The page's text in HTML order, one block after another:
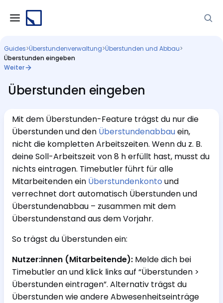
Guides>Überstundenverwaltung>Überstunden und Abbau>
Überstunden eingeben
Weiter
Überstunden eingeben
Mit dem Überstunden-Feature trägst du nur die
Überstunden und den Überstundenabbauein,
nicht die kompletten Arbeitszeiten. Wenn du z. B.
deine Soll-Arbeitszeit von 8 h erfüllt hast, musst du
nichts eintragen. Timebutler führt für alle
Mitarbeitenden ein Überstundenkonto und
verrechnet dort automatisch Überstunden und
Überstundenabbau – zusammen mit dem
Überstundenstand aus dem Vorjahr.
So trägst du Überstunden ein:
Nutzer:innen (Mitarbeitende): Melde dich bei
Timebutler an und klick links auf “Überstunden >
Überstunden eintragen”. Alternativ trägst du
Überstunden wie andere Abwesenheitseinträge